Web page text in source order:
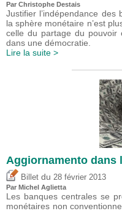
Par Christophe Destais
Justifier l’indépendance des
la sphère monétaire n’est
celle du partage du pouvoir
dans une démocratie.
Lire la suite >
Aggiornamento dans
Billet du 28 février 2013
Par Michel Aglietta
Les banques centrales se
monétaires non